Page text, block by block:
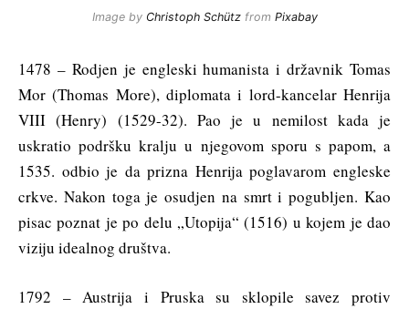
Image by Christoph Schützfrom Pixabay
1478 – Rodjen je engleski humanista i državnik Tomas
Mor (Thomas More), diplomata i lord-kancelar Henrija
VIII (Henry) (1529-32). Pao je u nemilost kada je
uskratio podršku kralju u njegovom sporu s papom, a
1535. odbio je da prizna Henrija poglavarom engleske
crkve. Nakon toga je osudjen na smrt i pogubljen. Kao
pisac poznat je po delu „Utopija“ (1516) u kojem je dao
viziju idealnog društva.
1792 – Austrija i Pruska su sklopile savez protiv